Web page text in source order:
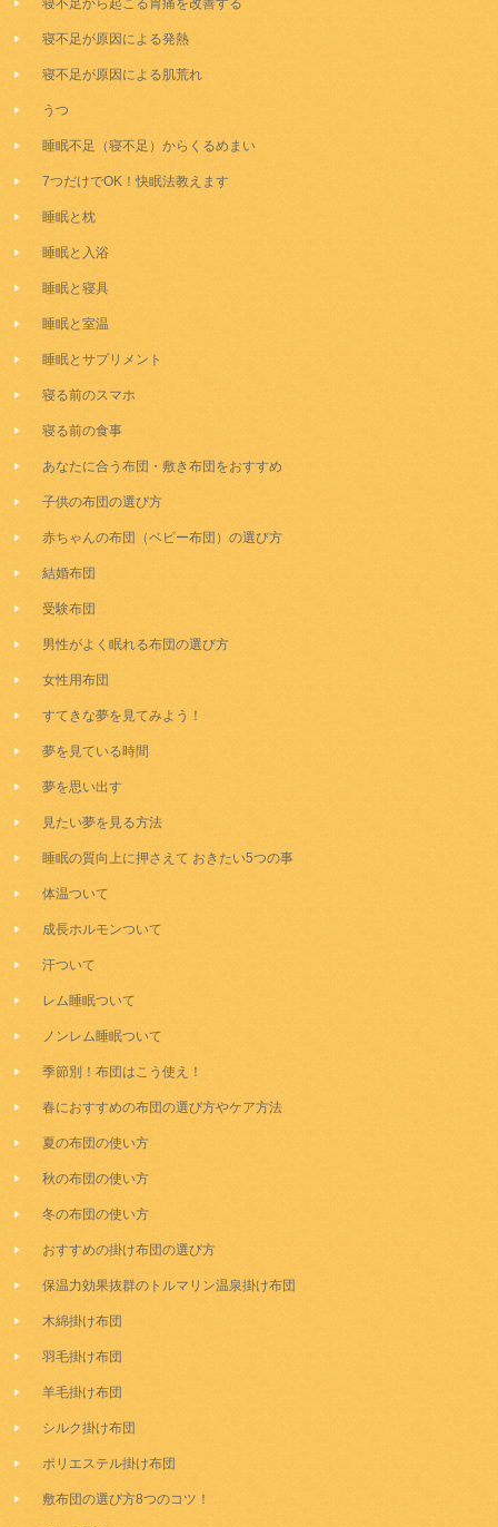
寝不足から起こる胃痛を改善する
寝不足が原因による発熱
寝不足が原因による肌荒れ
うつ
睡眠不足（寝不足）からくるめまい
7つだけでOK！快眠法教えます
睡眠と枕
睡眠と入浴
睡眠と寝具
睡眠と室温
睡眠とサプリメント
寝る前のスマホ
寝る前の食事
あなたに合う布団・敷き布団をおすすめ
子供の布団の選び方
赤ちゃんの布団（ベビー布団）の選び方
結婚布団
受験布団
男性がよく眠れる布団の選び方
女性用布団
すてきな夢を見てみよう！
夢を見ている時間
夢を思い出す
見たい夢を見る方法
睡眠の質向上に押さえて おきたい5つの事
体温ついて
成長ホルモンついて
汗ついて
レム睡眠ついて
ノンレム睡眠ついて
季節別！布団はこう使え！
春におすすめの布団の選び方やケア方法
夏の布団の使い方
秋の布団の使い方
冬の布団の使い方
おすすめの掛け布団の選び方
保温力効果抜群のトルマリン温泉掛け布団
木綿掛け布団
羽毛掛け布団
羊毛掛け布団
シルク掛け布団
ポリエステル掛け布団
敷布団の選び方8つのコツ！